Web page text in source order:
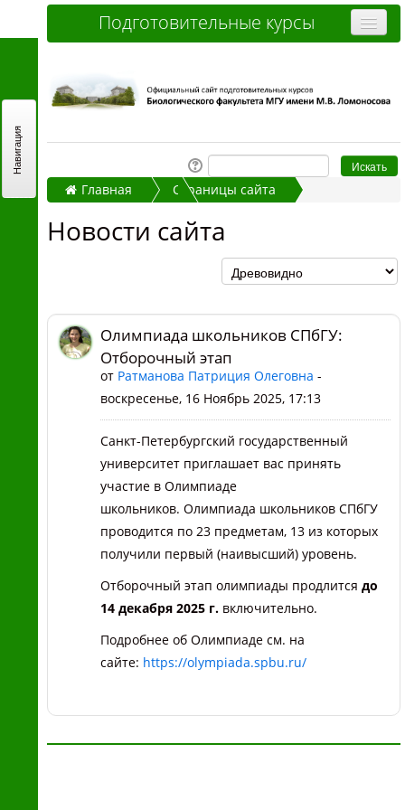
Подготовительные курсы
Дистанционные курсы
Как записаться и оплатить
Контакты
Часто задаваемые вопросы
Вы не вошли в систему (Вход)
Главная
Страницы сайта
Олимпиада школьников СПбГУ: Отборочный
Новости сайта
Олимпиада школьников СПбГУ:
Отборочный этап
от Ратманова Патриция Олеговна -
воскресенье, 16 Ноябрь 2025, 17:13
Санкт-Петербургский государственный
университет приглашает вас принять
участие в Олимпиаде
школьников. Олимпиада школьников СПбГУ
проводится по 23 предметам, 13 из которых
получили первый (наивысший) уровень.
Отборочный этап олимпиады продлится до
14 декабря 2025 г. включительно.
Подробнее об Олимпиаде см. на
сайте: https://olympiada.spbu.ru/
Навигация